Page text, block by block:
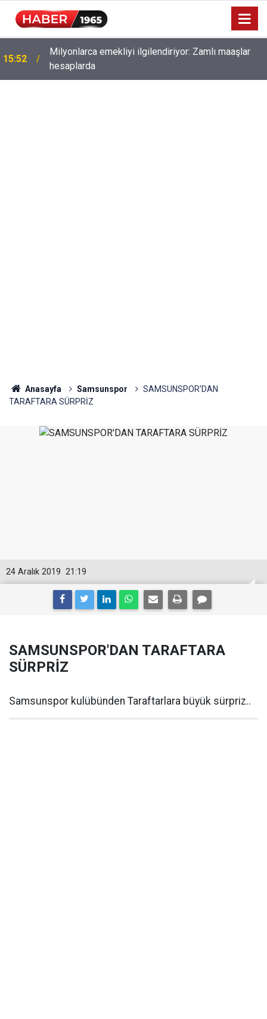
15:52
Milyonlarca emekliyi ilgilendiriyor: Zamlı maaşlar
hesaplarda
Anasayfa Samsunspor
SAMSUNSPOR'DAN
TARAFTARA SÜRPRİZ
21:19
24 Aralık 2019
SAMSUNSPOR'DAN TARAFTARA
SÜRPRİZ
Samsunspor kulübünden Taraftarlara büyük sürpriz..